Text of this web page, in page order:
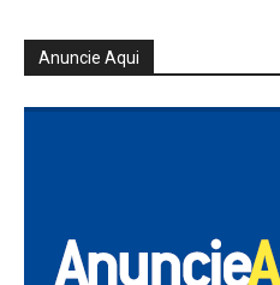
Anuncie Aqui